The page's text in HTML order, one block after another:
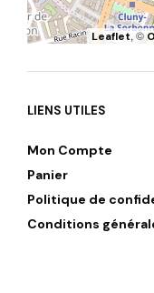
Leaflet, ©
LIENS UTILES
Mon Compte
Panier
Politique de
Conditions